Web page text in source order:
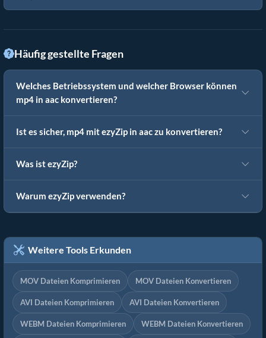
Häufig gestellte Fragen
Welches Betriebssystem und welcher Browser können
mp4 in aac konvertieren?
Ist es sicher, mp4 mit ezyZip in aac zu konvertieren?
Was ist ezyZip?
Warum ezyZip verwenden?
Weitere Tools Erkunden
MOV Dateien Komprimieren MOV Dateien Konvertieren
AVI Dateien Komprimieren AVI Dateien Konvertieren
WEBM Dateien Komprimieren WEBM Dateien Konvertieren